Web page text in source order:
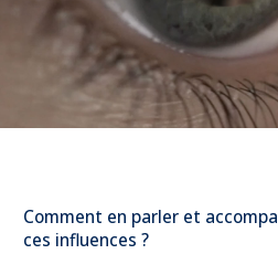
NUAJE : NUmérique et
Parents Sentinelles des écrans
Pari Risqué : Prévenir
Espace presse
Comment en parler et
ces influences ?